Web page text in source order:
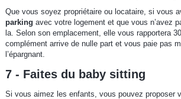
Que vous soyez propriétaire ou locataire, si vous
parking avec votre logement et que vous n’avez
la. Selon son emplacement, elle vous rapportera
complément arrive de nulle part et vous paie pas
l’épargnant.
7 - Faites du baby sitting
Si vous aimez les enfants, vous pouvez proposer